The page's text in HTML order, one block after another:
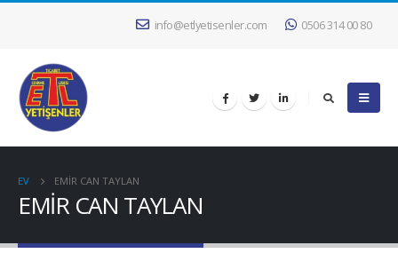
info@etlyetisenler.com 0506 314 00 80
EV EMİR CAN TAYLAN
EMİR CAN TAYLAN